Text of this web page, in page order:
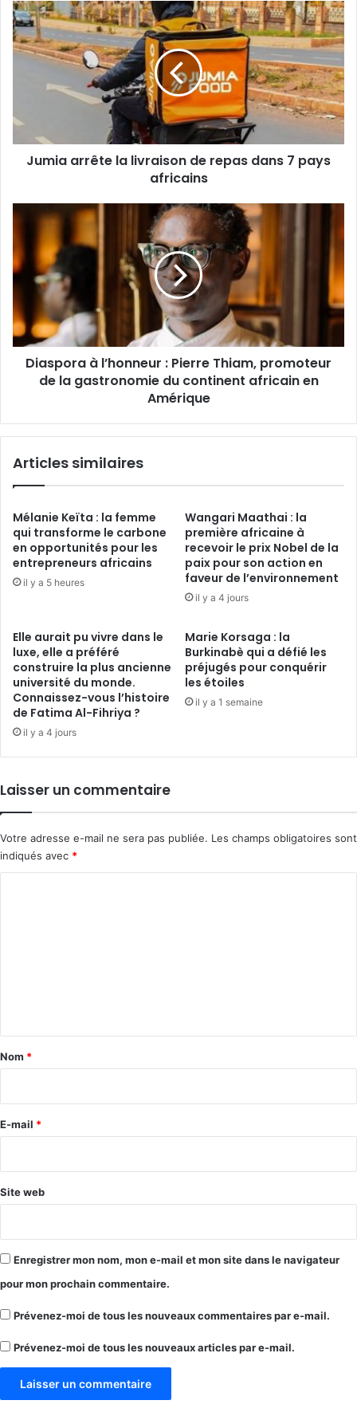
Jumia
arrête
la
livraison
7
pays
africains
Jumia arrête la livraison de repas dans 7 pays
africains
Diaspora
l’honneur :
Pierre
Thiam,
promoteur
de
la
gastronomie
continent
Amérique
Diaspora à l’honneur : Pierre Thiam, promoteur
de la gastronomie du continent africain en
Amérique
Articles similaires
Mélanie Keïta : la femme
qui transforme le carbone
en opportunités pour les
entrepreneurs africains
il y a 5 heures
Wangari Maathai : la
première africaine à
recevoir le prix Nobel de la
paix pour son action en
faveur de l’environnement
il y a 4 jours
Elle aurait pu vivre dans le
luxe, elle a préféré
construire la plus ancienne
université du monde.
Connaissez-vous l’histoire
de Fatima Al-Fihriya ?
il y a 4 jours
Marie Korsaga : la
Burkinabè qui a défié les
préjugés pour conquérir
les étoiles
il y a 1 semaine
Laisser un commentaire
Votre adresse e-mail ne sera pas publiée. Les champs obligatoires sont
indiqués avec *
a
e
Nom *
E-mail *
Site web
Enregistrer mon nom, mon e-mail et mon site dans le navigateur
pour mon prochain commentaire.
Prévenez-moi de tous les nouveaux commentaires par e-mail.
Prévenez-moi de tous les nouveaux articles par e-mail.